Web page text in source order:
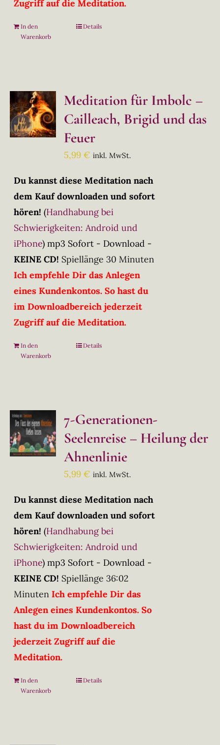
Zugriff auf die Meditation.
In den
Warenkorb
Details
Meditation für Imbolc –
Cailleach, Brigid und das
Feuer
5,99€ inkl. MwSt.
Du kannst diese Meditation nach
dem Kauf downloaden und sofort
hören! (Handhabung bei
Schwierigkeiten: Android und
iPhone) mp3 Sofort - Download -
KEINE CD! Spiellänge 30 Minuten
Ich empfehle Dir das Anlegen
eines Kundenkontos. So hast du
im Downloadbereich jederzeit
Zugriff auf die Meditation.
In den
Warenkorb
Details
7-Generationen-
Seelenreise – Heilung der
Ahnenlinie
5,99€ inkl. MwSt.
Du kannst diese Meditation nach
dem Kauf downloaden und sofort
hören! (Handhabung bei
Schwierigkeiten: Android und
iPhone) mp3 Sofort - Download -
KEINE CD! Spiellänge 36:02
Minuten Ich empfehle Dir das
Anlegen eines Kundenkontos. So
hast du im Downloadbereich
jederzeit Zugriff auf die
Meditation.
In den
Warenkorb
Details